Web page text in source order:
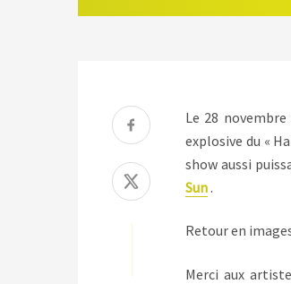
Le 28
explosive du «
show aussi
Sun .
Retour en
Merci aux